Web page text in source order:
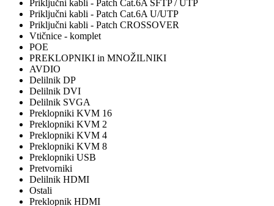
Priključni kabli - Patch Cat.6A SFTP / UTP
Priključni kabli - Patch Cat.6A U/UTP
Priključni kabli - Patch CROSSOVER
Vtičnice - komplet
POE
PREKLOPNIKI in MNOŽILNIKI
AVDIO
Delilnik DP
Delilnik DVI
Delilnik SVGA
Preklopniki KVM 16
Preklopniki KVM 2
Preklopniki KVM 4
Preklopniki KVM 8
Preklopniki USB
Pretvorniki
Delilnik HDMI
Ostali
Preklopnik HDMI